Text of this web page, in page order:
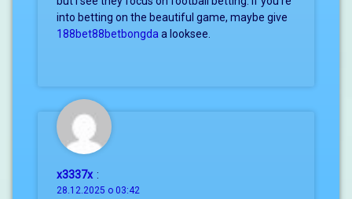
into betting on the beautiful game, maybe give
188bet88betbongdaa looksee.
x3337x :
28.12.2025 о 03:42